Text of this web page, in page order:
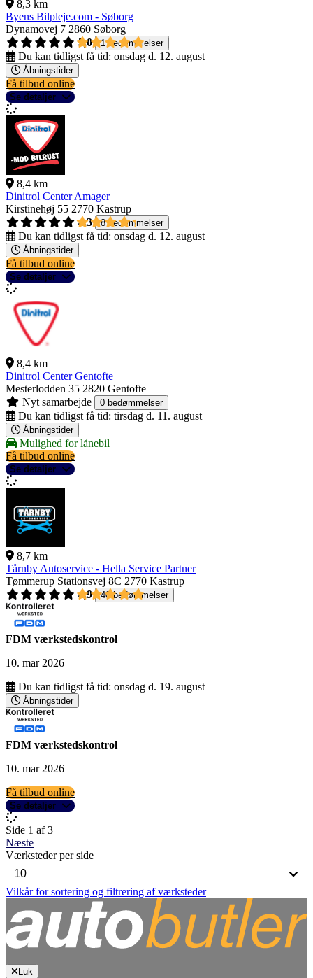
8,3 km
Byens Bilpleje.com - Søborg
Dynamovej 7 2860 Søborg
5,0
1 bedømmelser
Du kan tidligst få tid: onsdag d. 12. august
Åbningstider
Få tilbud online
Se detaljer
8,4 km
Dinitrol Center Amager
Kirstinehøj 55 2770 Kastrup
4,3
8 bedømmelser
Du kan tidligst få tid: onsdag d. 12. august
Åbningstider
Få tilbud online
Se detaljer
8,4 km
Dinitrol Center Gentofte
Mesterlodden 35 2820 Gentofte
Nyt samarbejde
0 bedømmelser
Du kan tidligst få tid: tirsdag d. 11. august
Åbningstider
Mulighed for lånebil
Få tilbud online
Se detaljer
8,7 km
Tårnby Autoservice - Hella Service Partner
Tømmerup Stationsvej 8C 2770 Kastrup
4,9
40 bedømmelser
FDM værkstedskontrol
10. mar 2026
Du kan tidligst få tid: onsdag d. 19. august
Åbningstider
FDM værkstedskontrol
10. mar 2026
Få tilbud online
Se detaljer
Side 1 af 3
Næste
Værksteder per side
Vilkår for sortering og filtrering af værksteder
Luk